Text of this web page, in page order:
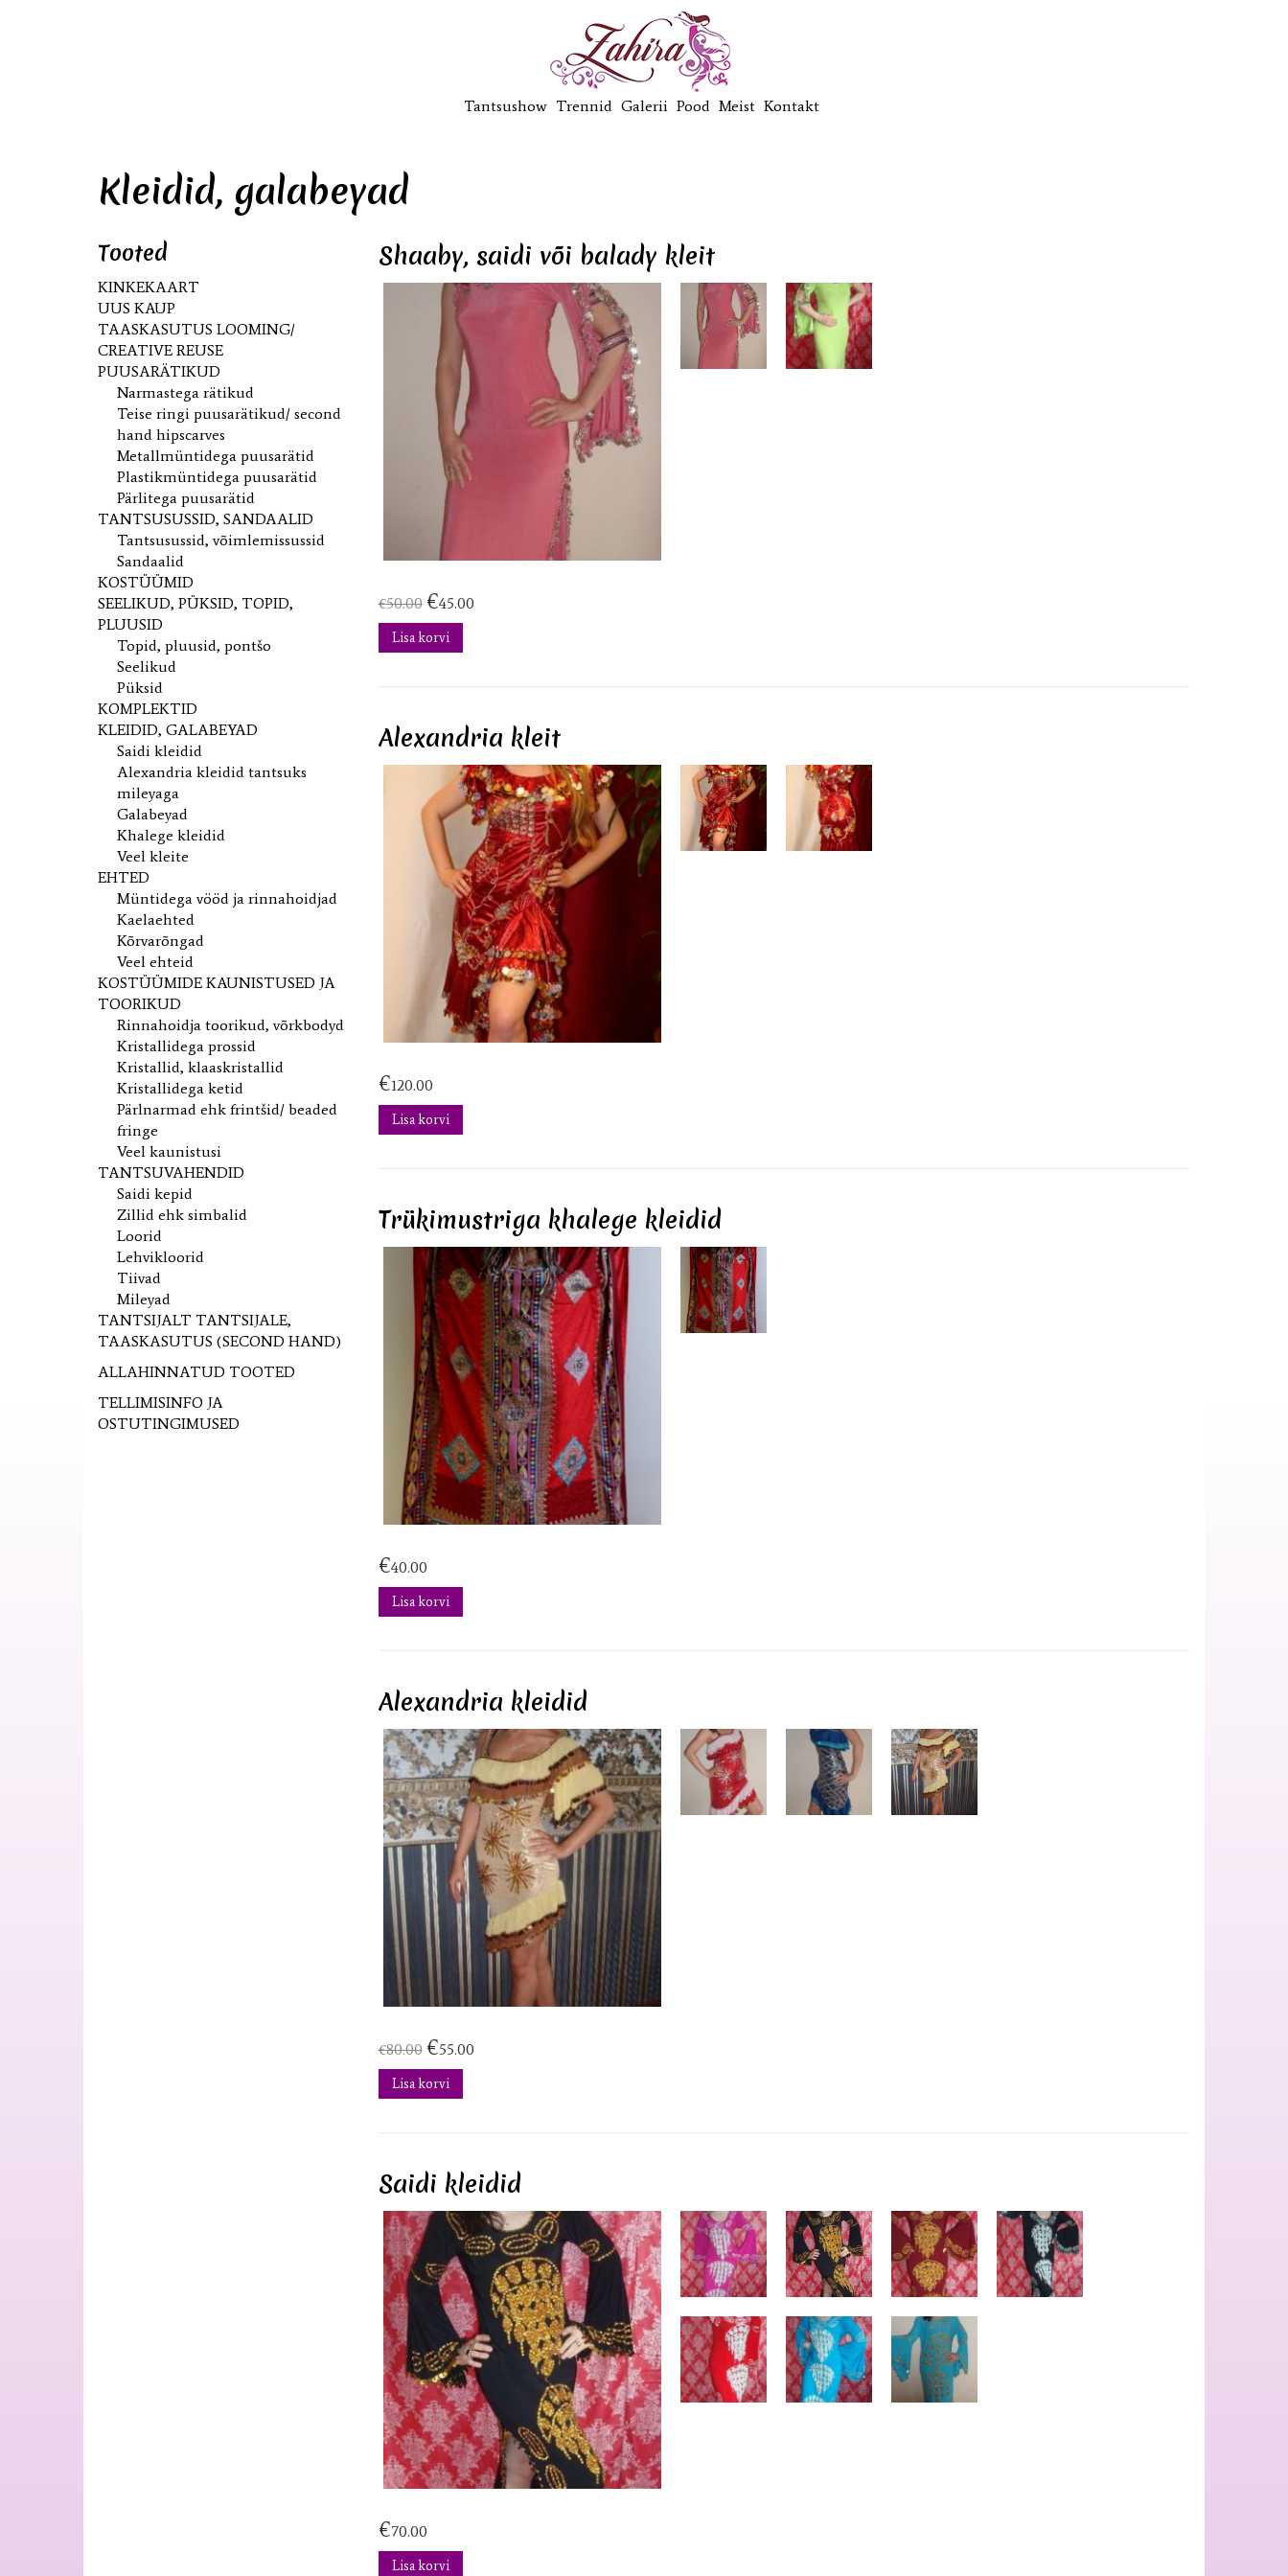
Tantsushow Trennid Galerii Pood Meist Kontakt
Kleidid, galabeyad
Tooted
KINKEKAART
UUS KAUP
TAASKASUTUS LOOMING/
CREATIVE REUSE
PUUSARÄTIKUD
Narmastega rätikud
Teise ringi puusarätikud/ second
hand hipscarves
Metallmüntidega puusarätid
Plastikmüntidega puusarätid
Pärlitega puusarätid
TANTSUSUSSID, SANDAALID
Tantsusussid, võimlemissussid
Sandaalid
KOSTÜÜMID
SEELIKUD, PÜKSID, TOPID,
PLUUSID
Topid, pluusid, pontšo
Seelikud
Püksid
KOMPLEKTID
KLEIDID, GALABEYAD
Saidi kleidid
Alexandria kleidid tantsuks
mileyaga
Galabeyad
Khalege kleidid
Veel kleite
EHTED
Müntidega vööd ja rinnahoidjad
Kaelaehted
Kõrvarõngad
Veel ehteid
KOSTÜÜMIDE KAUNISTUSED JA
TOORIKUD
Rinnahoidja toorikud, võrkbodyd
Kristallidega prossid
Kristallid, klaaskristallid
Kristallidega ketid
Pärlnarmad ehk frintšid/ beaded
fringe
Veel kaunistusi
TANTSUVAHENDID
Saidi kepid
Zillid ehk simbalid
Loorid
Lehvikloorid
Tiivad
Mileyad
TANTSIJALT TANTSIJALE,
TAASKASUTUS (SECOND HAND)
ALLAHINNATUD TOOTED
TELLIMISINFO JA
OSTUTINGIMUSED
Shaaby, saidi või balady kleit
€50.00 €45.00
Lisa korvi
Alexandria kleit
€120.00
Lisa korvi
Trükimustriga khalege kleidid
€40.00
Lisa korvi
Alexandria kleidid
€80.00 €55.00
Lisa korvi
Saidi kleidid
€70.00
Lisa korvi